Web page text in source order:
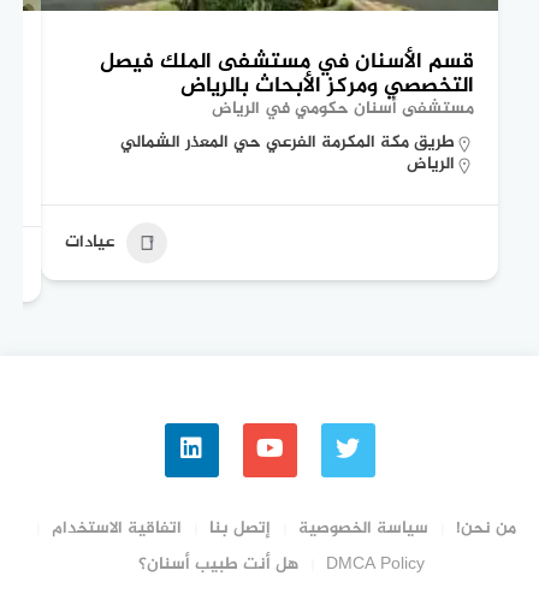
قسم الأسنان في مستشفى الملك فيصل
التخصصي ومركز الأبحاث بالرياض
مستشفى أسنان حكومي في الرياض
طريق مكة المكرمة الفرعي حي المعذر الشمالي
الرياض
عيادات
من نحن! سياسة الخصوصية إتصل بنا
اتفاقية الاستخدام
DMCA Policy
هل أنت طبيب أسنان؟